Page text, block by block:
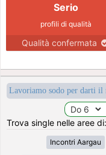
Serio
profili di qualità
Qualità confermata
Lavoriamo sodo per darti
Trova single nelle aree
Incontri Aargau